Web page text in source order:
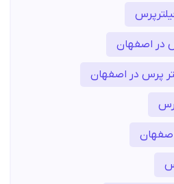
در اصفهان
پرس در اصفهان